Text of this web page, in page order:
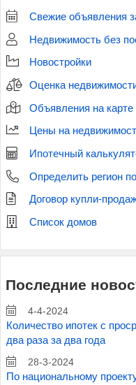
Свежие объявления
Недвижимость без
Новостройки
Оценка
Объявления на карте
Цены на
Ипотечный
Определить регион
Договор купли-
Список домов
Последние
4-4-2024
Количество ипотек с
два раза за два года
28-3-2024
По национальному